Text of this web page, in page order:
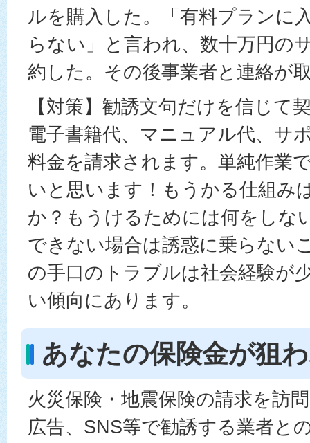
ルを購入した。「有料プランに
らない」と言われ、数十万円の
約した。その後事業者と連絡が
【対策】勧誘文句だけを信じて
電子書籍代、マニュアル代、サ
料金を請求されます。単純作業
いと思います！もうかる仕組み
か？もうけるためには何をしな
できない場合は誘惑に乗らない
の手口のトラブルは社会経験が
い傾向にあります。
あなたの保険金が狙
火災保険・地震保険の請求を訪
広告、SNS等で勧誘する業者と